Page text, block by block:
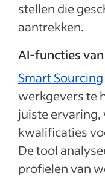
stellen die
aantrekken.
AI-functies
Smart Sourcing
werkgevers te
juiste ervaring,
kwalificaties
De tool
profielen van